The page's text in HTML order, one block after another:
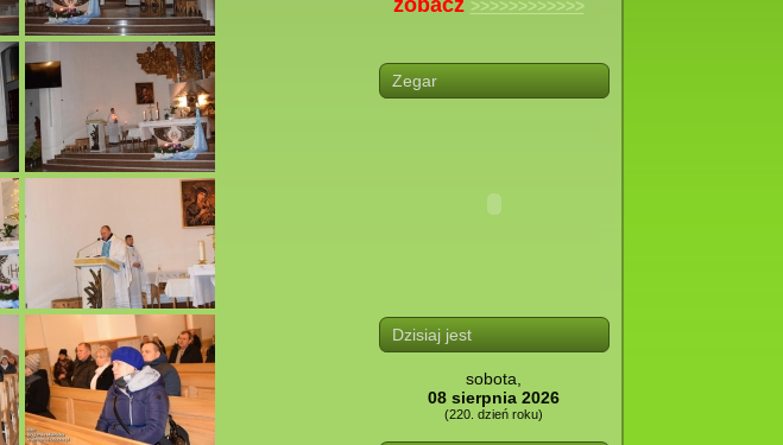
r
06.05.2023 r.
r.
zobacz >>>>>>>>>>>>
Zegar
Dzisiaj jest
sobota,
08 sierpnia 2026
(220. dzień roku)